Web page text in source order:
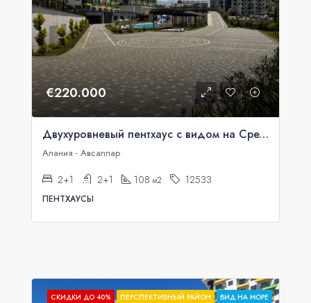
€220.000
Двухуровневый пентхаус с видом на Средиземное море в Аланье, Авсаллар.
Алания - Авсаллар
2+1 2+1 108 м2 12533
ПЕНТХАУСЫ
СКИДКИ ДО 40% ПЕРСПЕКТИВНЫЙ РАЙОН ВИД НА МОРЕ